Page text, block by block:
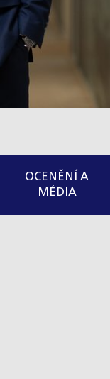
OCENĚNÍ A
MÉDIA